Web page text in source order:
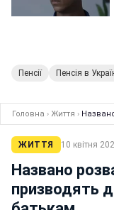
Пенсії Пенсія в
Головна › Життя ›
ЖИТТЯ 10 квітня
Названо
призводять